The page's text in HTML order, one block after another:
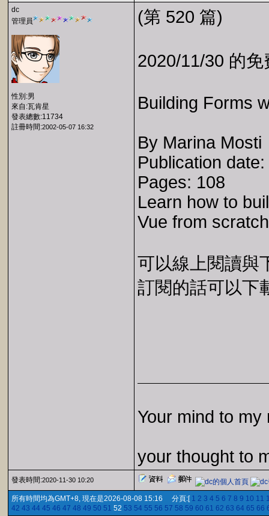
dc
管理員
性別:男
來自:瓦肯星
發表總數:11734
註冊時間:2002-05-07 16:32
(第 520 篇)
2020/11/30 的
Building Forms
By Marina Mosti
Publication
Pages: 108
Learn how to
Vue from scratch
可以線上閱讀與
訂閱的話可以下
Your mind to my
your thought to
發表時間:2020-11-30 10:20
所有時間均為GMT+8, 現在是2026-08-08 15:16 分頁:[ 1 2 3 4 5 6 7 8 9 10 11
42 43 44 45 46 47 48 49 50 51 52 53 54 55 56 57 58 59 60 61 62 63 64 65 66